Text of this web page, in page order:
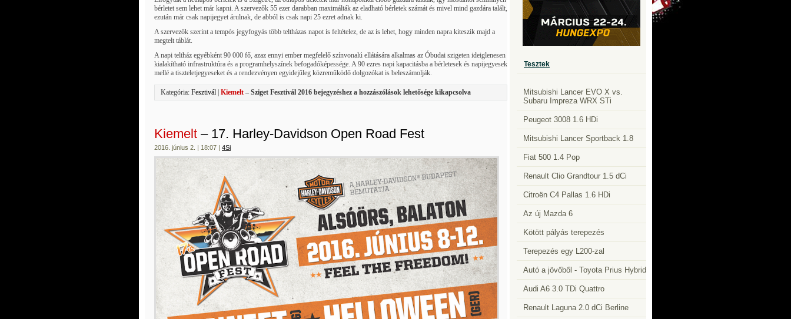
bérletet sem lehet már kapni. A szervezők 55 ezer darabban maximálták az eladható bérletek számát és mivel mind gazdára talált,
ezután már csak napijegyet árulnak, de abból is csak napi 25 ezret adnak ki.
A szervezők szerint a tempós jegyfogyás több teltházas napot is feltételez, de az is lehet, hogy minden napra kiteszik majd a
megtelt táblát.
A napi teltház egyébként 90 000 fő, azaz ennyi ember megfelelő színvonalú ellátására alkalmas az Óbudai szigeten ideiglenesen
kialakítható infrastruktúra és a programhelyszínek befogadóképessége. A 90 ezres napi kapacitásba a bérletesek és napijegyesek
mellé a tiszteletjegyeseket és a rendezvényen egyidejűleg közreműködő dolgozókat is beleszámolják.
Kategória: Fesztivál Kiemelt – Sziget Fesztivál 2016 bejegyzéshez a hozzászólások lehetősége kikapcsolva
Kiemelt – 17. Harley-Davidson Open Road Fest
2016. június 2. | 18:07 | 4Si
Tesztek
Mitsubishi Lancer EVO X vs.
Subaru Impreza WRX STi
Peugeot 3008 1.6 HDi
Mitsubishi Lancer Sportback 1.8
Fiat 500 1.4 Pop
Renault Clio Grandtour 1.5 dCi
Citroën C4 Pallas 1.6 HDi
Az új Mazda 6
Kötött pályás terepezés
Terepezés egy L200-zal
Autó a jövőből - Toyota Prius Hybrid
Audi A6 3.0 TDi Quattro
Renault Laguna 2.0 dCi Berline